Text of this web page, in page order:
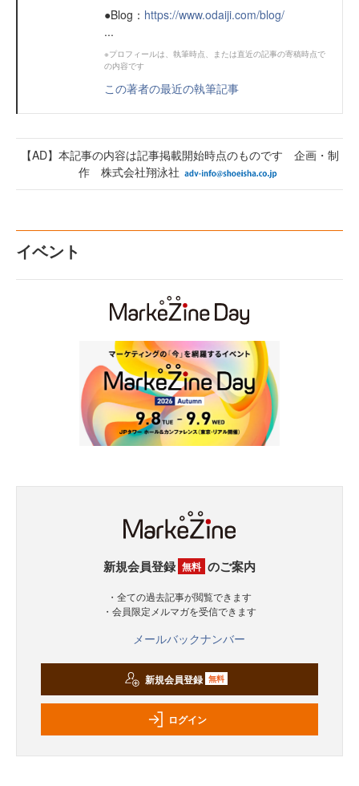
●Blog： https://www.odaiji.com/blog/
...
※プロフィールは、執筆時点、または直近の記事の寄稿時点で
の内容です
この著者の最近の執筆記事
【AD】本記事の内容は記事掲載開始時点のものです 企画・制
作 株式会社翔泳社
イベント
新規会員登録 無料 のご案内
・全ての過去記事が閲覧できます
・会員限定メルマガを受信できます
メールバックナンバー
新規会員登録 無料
ログイン